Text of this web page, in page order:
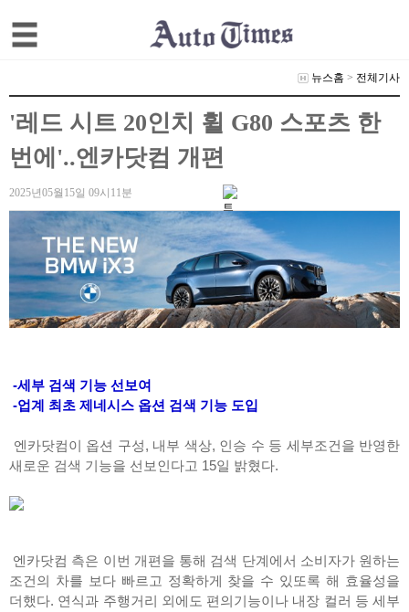
뉴스홈 > 전체기사
'레드 시트 20인치 휠 G80 스포츠 한
번에'..엔카닷컴 개편
2025년05월15일 09시11분
-세부 검색 기능 선보여
-업계 최초 제네시스 옵션 검색 기능 도입
엔카닷컴이 옵션 구성, 내부 색상, 인승 수 등 세부조건을 반영한
새로운 검색 기능을 선보인다고 15일 밝혔다.
엔카닷컴 측은 이번 개편을 통해 검색 단계에서 소비자가 원하는
조건의 차를 보다 빠르고 정확하게 찾을 수 있또록 해 효율성을
더했다. 연식과 주행거리 외에도 편의기능이나 내장 컬러 등 세부